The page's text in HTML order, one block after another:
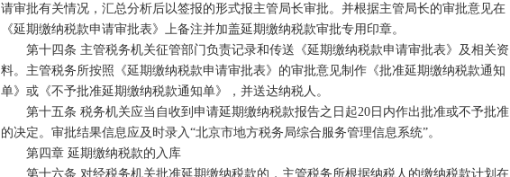
请审批有关情况，汇总分析后以签报的形式报主管局长审批。并根据主管局长的审批意见在
《延期缴纳税款申请审批表》上备注并加盖延期缴纳税款审批专用印章。
第十四条 主管税务机关征管部门负责记录和传送《延期缴纳税款申请审批表》及相关资
料。主管税务所按照《延期缴纳税款申请审批表》的审批意见制作《批准延期缴纳税款通知
单》或《不予批准延期缴纳税款通知单》，并送达纳税人。
第十五条 税务机关应当自收到申请延期缴纳税款报告之日起20日内作出批准或不予批准
的决定。审批结果信息应及时录入“北京市地方税务局综合服务管理信息系统”。
第四章 延期缴纳税款的入库
第十六条 对经税务机关批准延期缴纳税款的，主管税务所根据纳税人的缴纳税款计划在